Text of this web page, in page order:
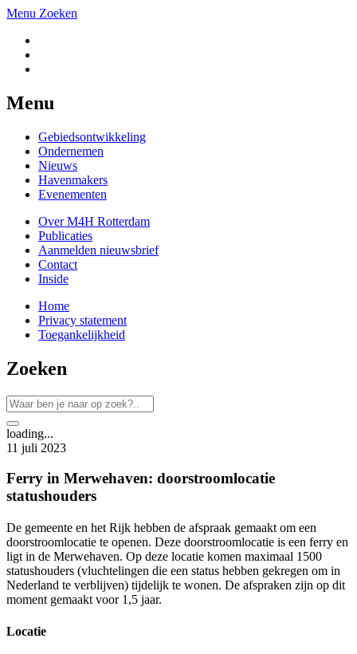
Menu Zoeken
Menu
Gebiedsontwikkeling
Ondernemen
Nieuws
Havenmakers
Evenementen
Over M4H Rotterdam
Publicaties
Aanmelden nieuwsbrief
Contact
Inside
Home
Privacy statement
Toegankelijkheid
Zoeken
loading...
11 juli 2023
Ferry in Merwehaven: doorstroomlocatie
statushouders
De gemeente en het Rijk hebben de afspraak gemaakt om een
doorstroomlocatie te openen. Deze doorstroomlocatie is een ferry en
ligt in de Merwehaven. Op deze locatie komen maximaal 1500
statushouders (vluchtelingen die een status hebben gekregen om in
Nederland te verblijven) tijdelijk te wonen. De afspraken zijn op dit
moment gemaakt voor 1,5 jaar.
Locatie